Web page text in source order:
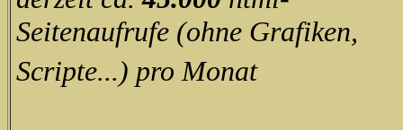
Seitenaufrufe (ohne Grafiken,
Scripte...) pro Monat